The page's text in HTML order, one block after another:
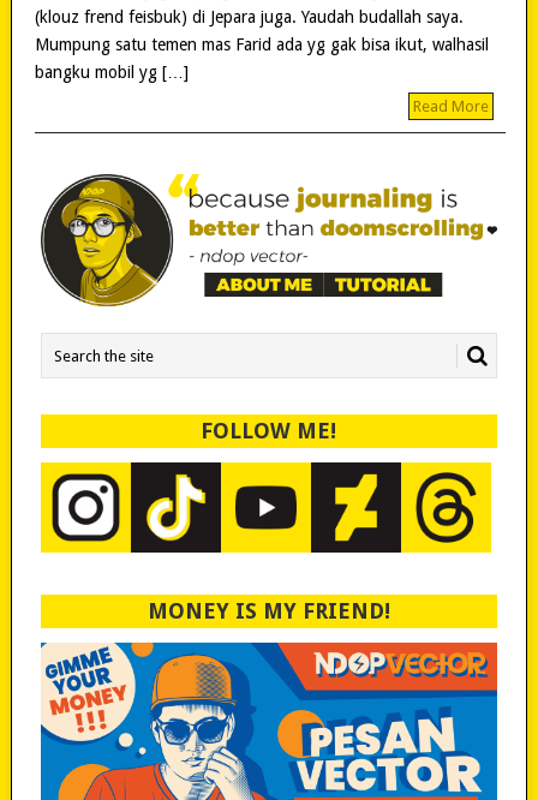
(klouz frend feisbuk) di Jepara juga. Yaudah budallah saya.
Mumpung satu temen mas Farid ada yg gak bisa ikut, walhasil
bangku mobil yg […]
Read More
FOLLOW ME!
MONEY IS MY FRIEND!